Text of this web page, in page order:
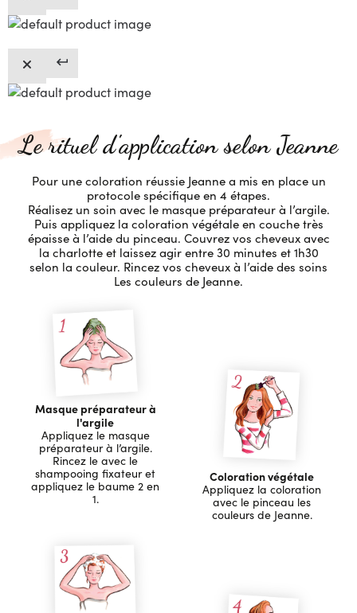
Le rituel d'application selon Jeanne
Pour une coloration réussie Jeanne a mis en place un
protocole spécifique en 4 étapes.
Réalisez un soin avec le masque préparateur à l’argile.
Puis appliquez la coloration végétale en couche très
épaisse à l’aide du pinceau. Couvrez vos cheveux avec
la charlotte et laissez agir entre 30 minutes et 1h30
selon la couleur. Rincez vos cheveux à l’aide des soins
Les couleurs de Jeanne.
Masque préparateur à
l'argile
Appliquez le masque
préparateur à l’argile.
Rincez le avec le
shampooing fixateur et
appliquez le baume 2 en
1.
Coloration végétale
Appliquez la coloration
avec le pinceau les
couleurs de Jeanne.